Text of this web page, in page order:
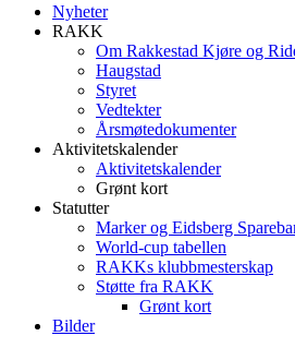
Nyheter
RAKK
Om Rakkestad Kjøre og
Haugstad
Styret
Vedtekter
Årsmøtedokumenter
Aktivitetskalender
Aktivitetskalender
Grønt kort
Statutter
Marker og Eidsberg
World-cup tabellen
RAKKs klubbmesterskap
Støtte fra RAKK
Grønt kort
Bilder